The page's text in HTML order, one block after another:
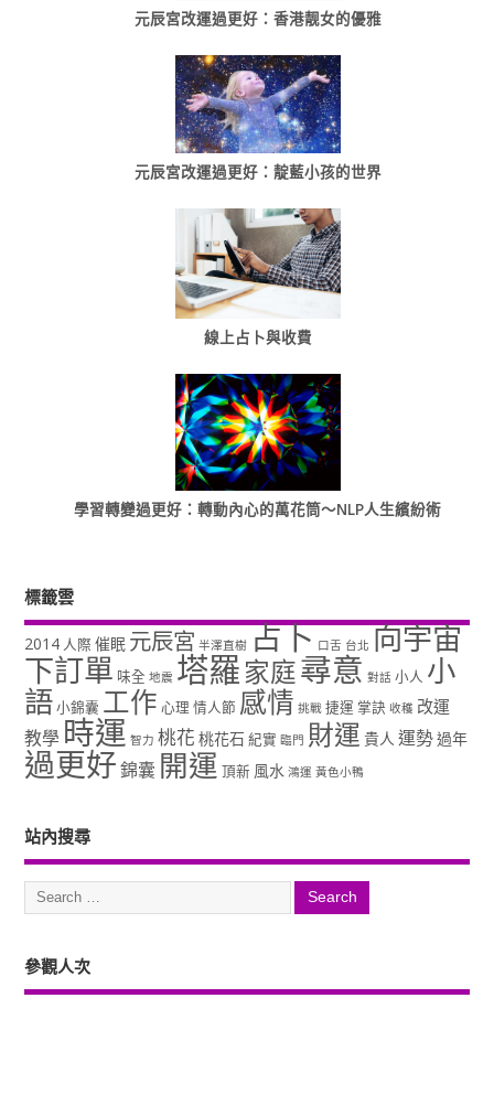
元辰宮改運過更好：香港靓女的優雅
元辰宮改運過更好：靛藍小孩的世界
線上占卜與收費
學習轉變過更好：轉動內心的萬花筒～NLP人生繽紛術
標籤雲
2014人際 催眠 元辰宮 半澤直樹 占卜 口舌 台北 向宇宙
下訂單 味全 地震 塔羅家庭尋意 對話 小人 小
語小錦囊 工作 心理情人節 感情 挑戰 捷運 掌訣 收穫 改運
教學 時運 智力 桃花 桃花石 紀實 臨門 財運 貴人 運勢過年
過更好錦囊 開運 頂新 風水 鴻運 黃色小鴨
站內搜尋
參觀人次